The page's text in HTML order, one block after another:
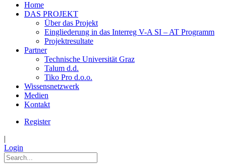
Home
DAS PROJEKT
Über das Projekt
Eingliederung in das Interreg V-A SI – AT Programm
Projektresultate
Partner
Technische Universität Graz
Talum d.d.
Tiko Pro d.o.o.
Wissensnetzwerk
Medien
Kontakt
Register
|
Login